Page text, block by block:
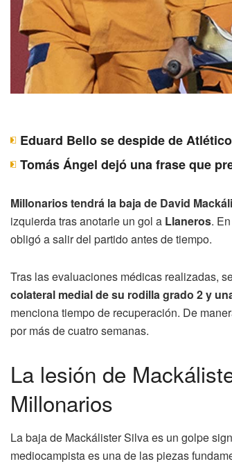
Eduard Bello se despide de
Tomás Ángel dejó una frase que
Millonarios tendrá la baja de David
izquierda tras anotarle un gol a Llaneros.
obligó a salir del partido antes de tiempo.
Tras las evaluaciones médicas realizadas,
colateral medial de su rodilla grado 2 y
menciona tiempo de recuperación. De
por más de cuatro semanas.
La lesión de
Millonarios
La baja de Mackálister Silva es un golpe
mediocampista es una de las piezas